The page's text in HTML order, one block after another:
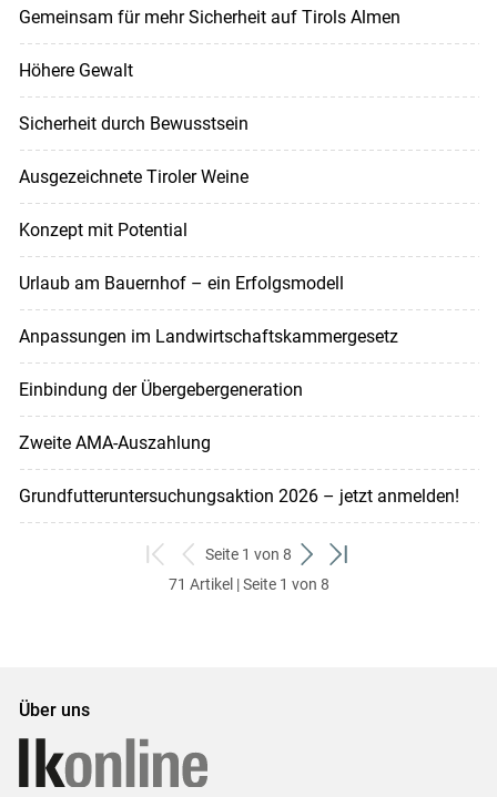
Gemeinsam für mehr Sicherheit auf Tirols Almen
Höhere Gewalt
Sicherheit durch Bewusstsein
Ausgezeichnete Tiroler Weine
Konzept mit Potential
Urlaub am Bauernhof – ein Erfolgsmodell
Anpassungen im Landwirtschaftskammergesetz
Einbindung der Übergebergeneration
Zweite AMA-Auszahlung
Grundfutteruntersuchungsaktion 2026 – jetzt anmelden!
zum
ersten
zurück
zum
Seite 1 von 8
weiter
zum
zum
71 Artikel | Seite 1 von 8
Über uns